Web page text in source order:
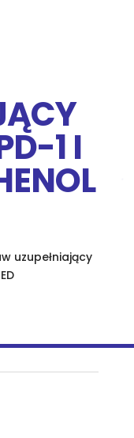
1 I
uzupełniający